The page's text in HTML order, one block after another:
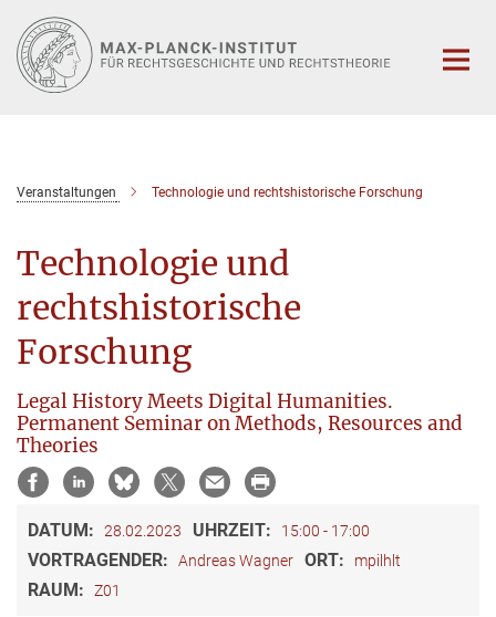
Hauptinhalt
Veranstaltungen Technologie und rechtshistorische Forschung
Technologie und
rechtshistorische
Forschung
Legal History Meets Digital Humanities.
Permanent Seminar on Methods, Resources and
Theories
DATUM: 28.02.2023 UHRZEIT: 15:00 - 17:00
VORTRAGENDER: Andreas Wagner ORT: mpilhlt
RAUM: Z01